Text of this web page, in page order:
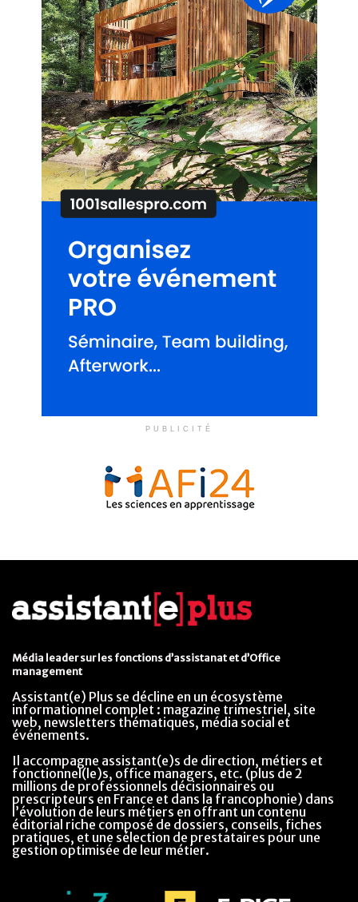
PUBLICITÉ
Média leader sur les fonctions d’assistanat et d’Office
management
Assistant(e) Plus se décline en un écosystème
informationnel complet : magazine trimestriel, site
web, newsletters thématiques, média social et
événements.
Il accompagne assistant(e)s de direction, métiers et
fonctionnel(le)s, office managers, etc. (plus de 2
millions de professionnels décisionnaires ou
prescripteurs en France et dans la francophonie) dans
l’évolution de leurs métiers en offrant un contenu
éditorial riche composé de dossiers, conseils, fiches
pratiques, et une sélection de prestataires pour une
gestion optimisée de leur métier.